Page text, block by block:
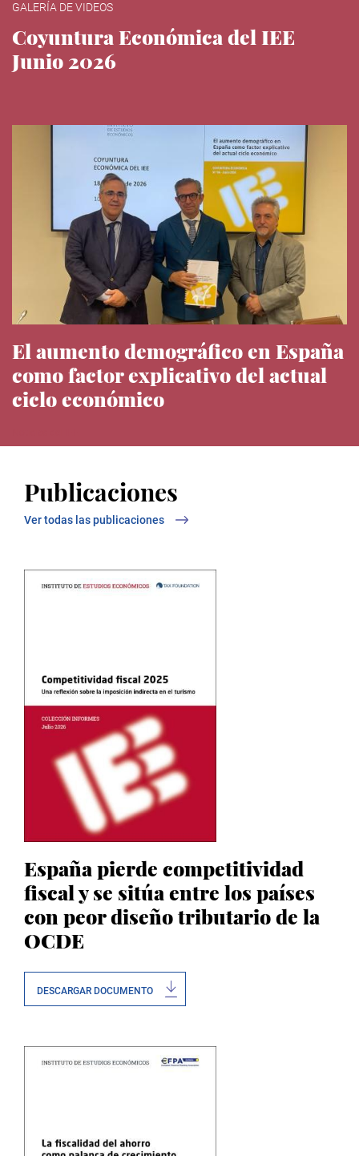
GALERÍA DE VIDEOS
Coyuntura Económica del IEE
Junio 2026
El aumento demográfico en España
como factor explicativo del actual
ciclo económico
Publicaciones
Ver todas las publicaciones
España pierde competitividad
fiscal y se sitúa entre los países
con peor diseño tributario de la
OCDE
DESCARGAR DOCUMENTO